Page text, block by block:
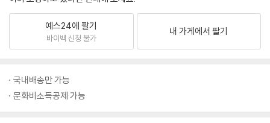
예스24에 팔기
바이백 신청 불가
내 가게에서 팔기
국내배송만 가능
문화비소득공제 가능